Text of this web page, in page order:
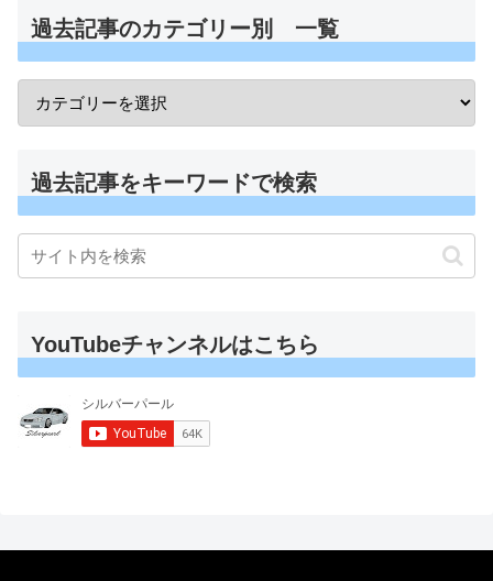
過去記事のカテゴリー別 一覧
過去記事をキーワードで検索
YouTubeチャンネルはこちら